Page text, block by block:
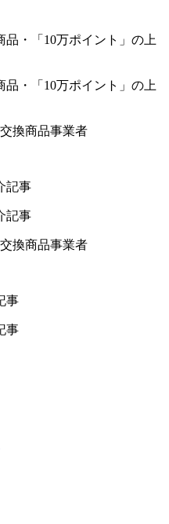
・「10万ポイント」の上
・「10万ポイント」の上
換商品事業者
記事
記事
換商品事業者
事
事